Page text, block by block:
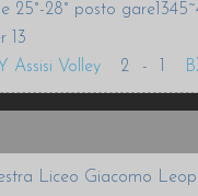
25°-28° posto
13
Assisi Volley
2 -
Liceo Giacomo